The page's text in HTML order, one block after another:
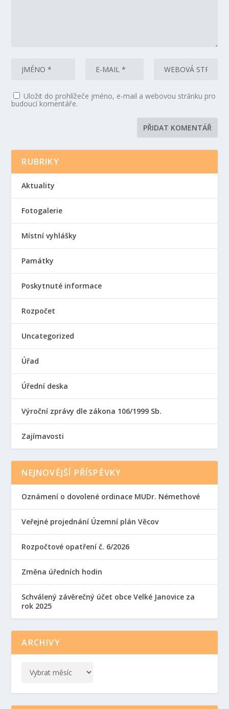
Uložit do prohlížeče jméno, e-mail a webovou stránku pro
budoucí komentáře.
RUBRIKY
Aktuality
Fotogalerie
Místní vyhlášky
Památky
Poskytnuté informace
Rozpočet
Uncategorized
Úřad
Úřední deska
Výroční zprávy dle zákona 106/1999 Sb.
Zajímavosti
NEJNOVĚJŠÍ PŘÍSPĚVKY
Oznámení o dovolené ordinace MUDr. Némethové
Veřejné projednání Územní plán Věcov
Rozpočtové opatření č. 6/2026
Změna úředních hodin
Schválený závěrečný účet obce Velké Janovice za
rok 2025
ARCHIVY